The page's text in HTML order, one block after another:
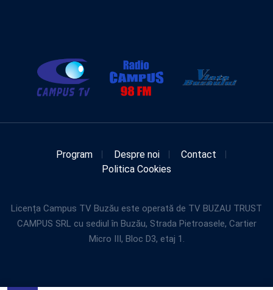
Program Despre noi
Contact
Politica Cookies
Licența Campus TV Buzău este operată de TV BUZAU TRUST
CAMPUS SRL cu sediul în Buzău, Strada Pietroasele, Cartier
Micro III, Bloc D3, etaj 1.